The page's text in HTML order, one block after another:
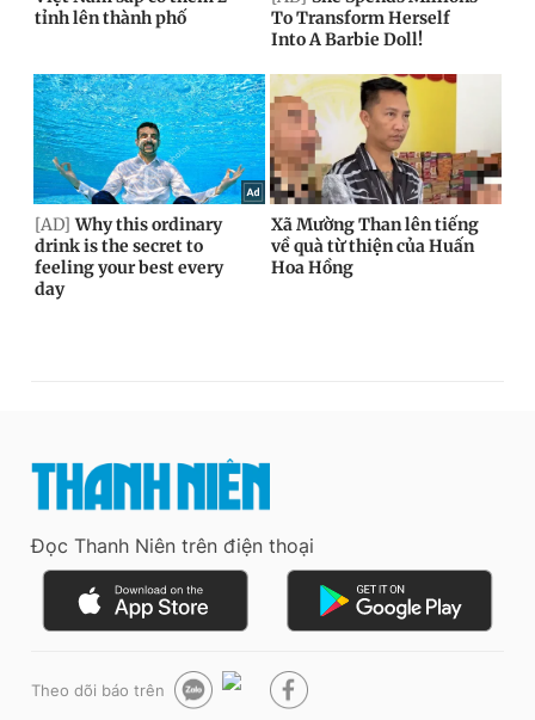
Đọc Thanh Niên trên điện thoại
Theo dõi báo trên